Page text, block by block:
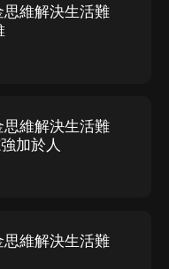
維解決生活難
維解決生活難
加於人
維解決生活難